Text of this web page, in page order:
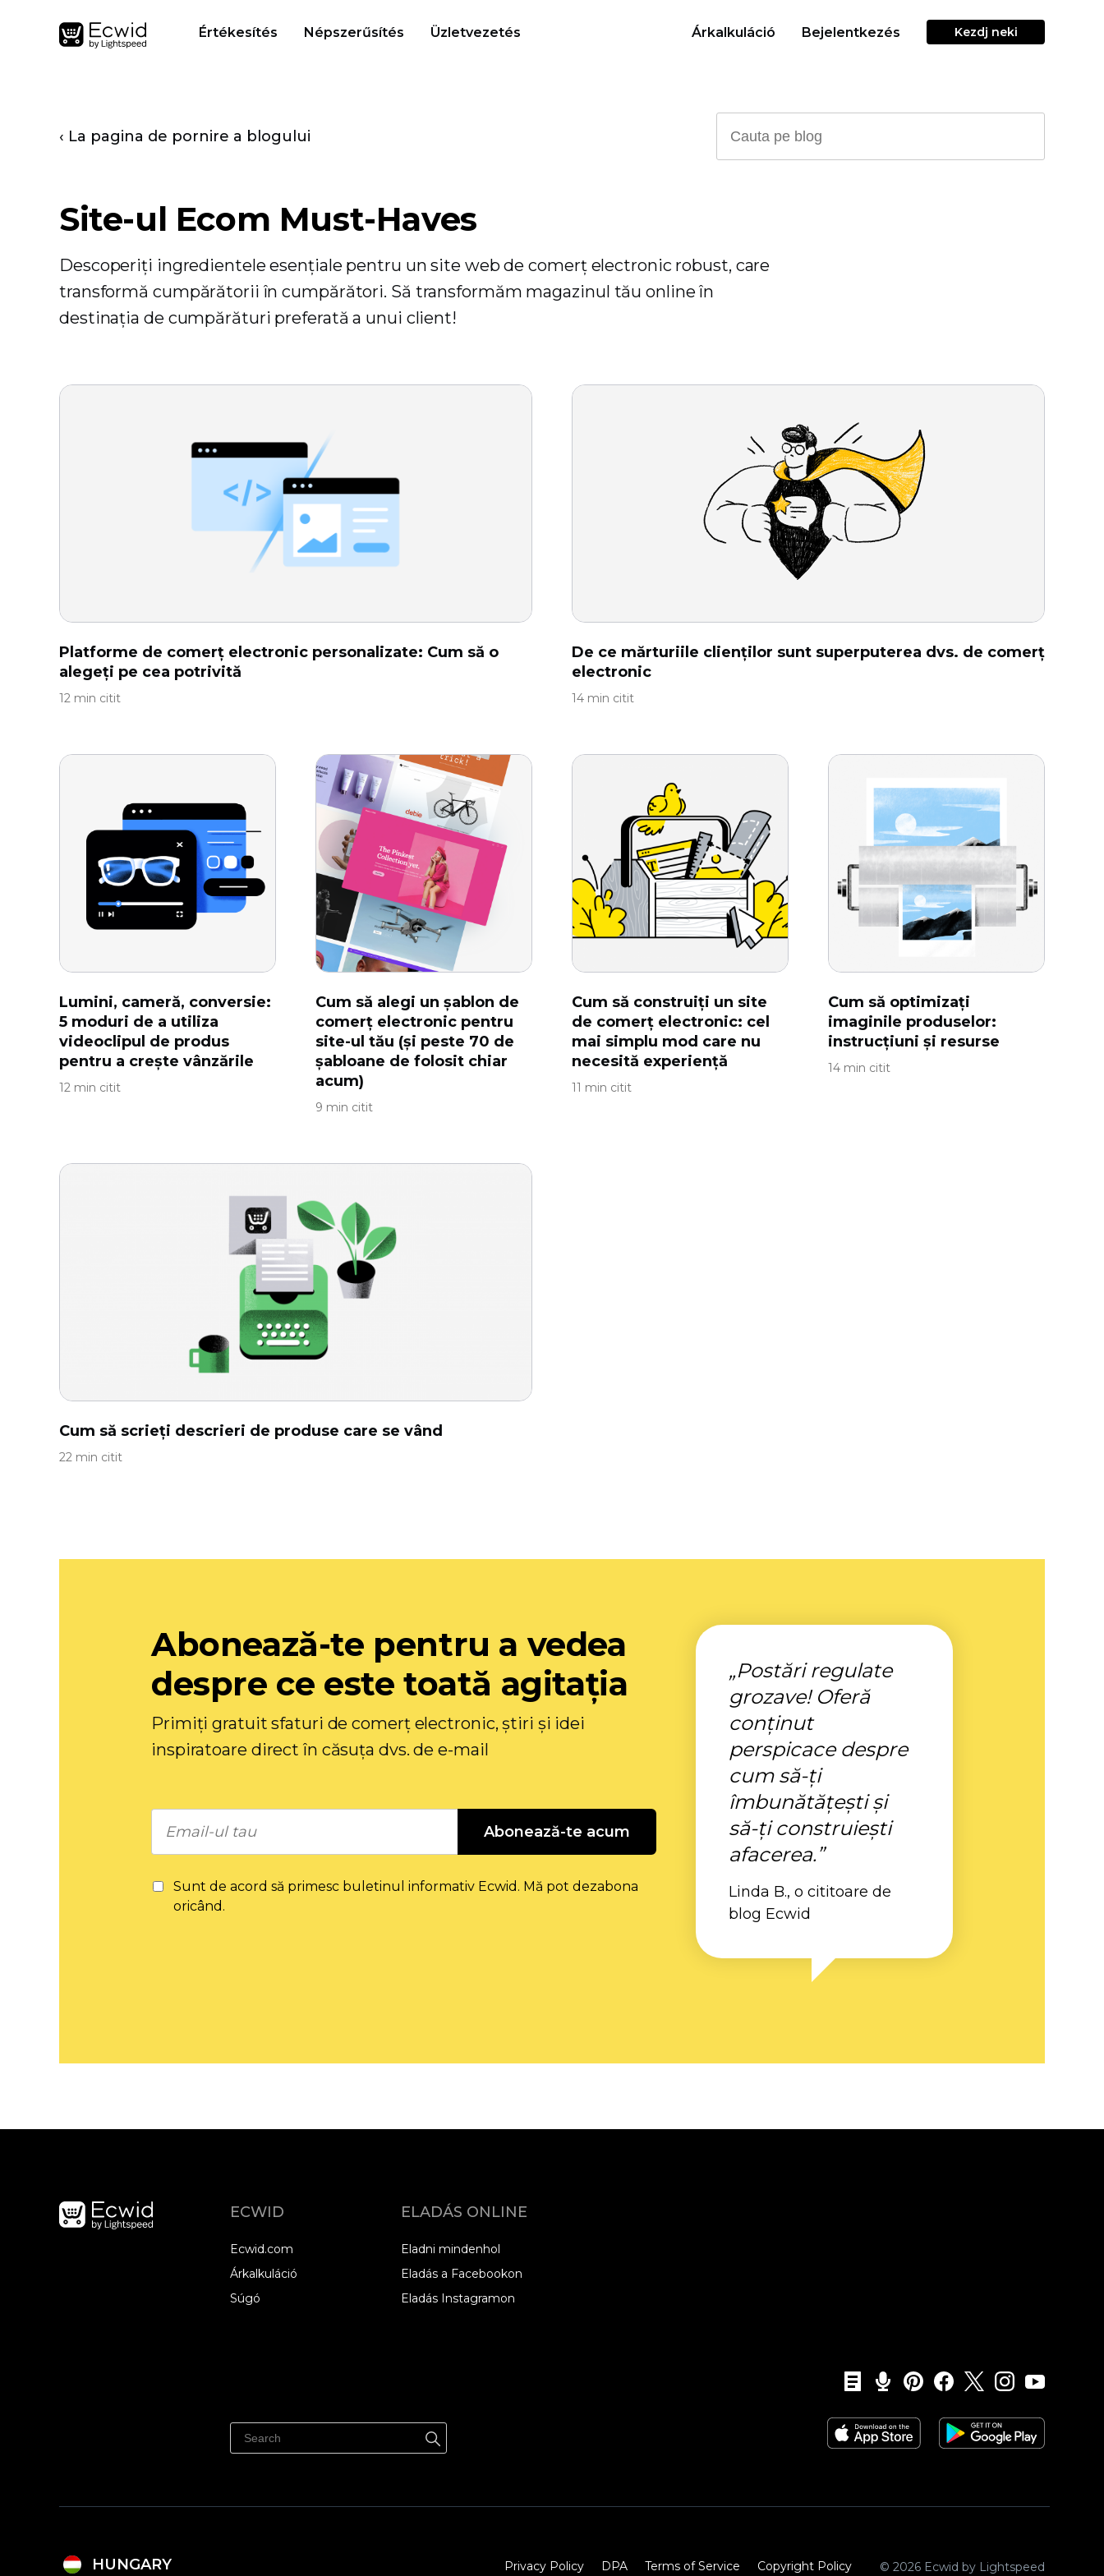
Értékesítés Népszerűsítés Üzletvezetés Árkalkuláció Bejelentkezés Kezdj neki
‹ La pagina de pornire a blogului
Site-ul Ecom Must-Haves
Descoperiți ingredientele esențiale pentru un site web de comerț electronic robust, care
transformă cumpărătorii în cumpărători. Să transformăm magazinul tău online în
destinația de cumpărături preferată a unui client!
Platforme de comerț electronic personalizate: Cum să o
alegeți pe cea potrivită
12 min citit
De ce mărturiile clienților sunt superputerea dvs. de comerț
electronic
14 min citit
Lumini, cameră, conversie:
5 moduri de a utiliza
videoclipul de produs
pentru a crește vânzările
12 min citit
Cum să alegi un șablon de
comerț electronic pentru
site-ul tău (și peste 70 de
șabloane de folosit chiar
acum)
9 min citit
Cum să construiți un site
de comerț electronic: cel
mai simplu mod care nu
necesită experiență
11 min citit
Cum să optimizați
imaginile produselor:
instrucțiuni și resurse
14 min citit
Cum să scrieți descrieri de produse care se vând
22 min citit
Abonează-te pentru a vedea
despre ce este toată agitația
Primiți gratuit sfaturi de comerț electronic, știri și idei
inspiratoare direct în căsuța dvs. de e-mail
Abonează-te acum
Sunt de acord să primesc buletinul informativ Ecwid. Mă pot dezabona
oricând.
„Postări regulate
grozave! Oferă
conținut
perspicace despre
cum să-ți
îmbunătățești și
să-ți construiești
afacerea.”
Linda B., o cititoare de
blog Ecwid
ECWID
Ecwid.com
Árkalkuláció
Súgó
ELADÁS ONLINE
Eladni mindenhol
Eladás a Facebookon
Eladás Instagramon
© 2026 Ecwid by Lightspeed
Privacy Policy DPA Terms of Service Copyright Policy‎
HUNGARY